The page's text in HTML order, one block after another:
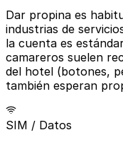
Dar propina es
industrias de
la cuenta es
camareros suelen
del hotel (botones,
también esperan
SIM / Datos